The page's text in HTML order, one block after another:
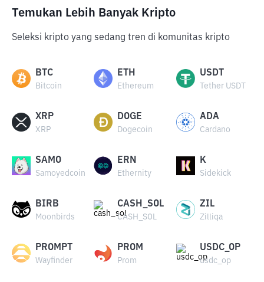
Temukan Lebih Banyak Kripto
Seleksi kripto yang sedang tren di komunitas kripto
BTC
Bitcoin
ETH
Ethereum
USDT
Tether USDT
XRP
XRP
DOGE
Dogecoin
ADA
Cardano
SAMO
Samoyedcoin
ERN
Ethernity
K
Sidekick
BIRB
Moonbirds
CASH_SOL
CASH_SOL
ZIL
Zilliqa
PROMPT
Wayfinder
PROM
Prom
USDC_OP
usdc_op